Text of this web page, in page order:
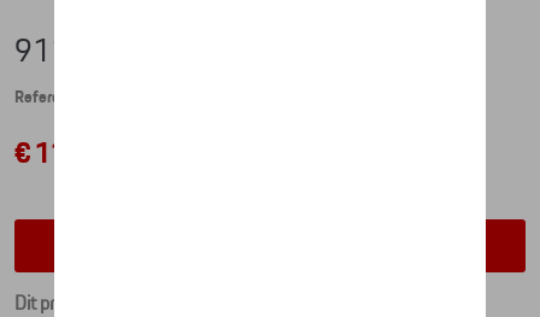
911 CLASSIC SPOTLIGHT
Referentie: WAP0505200PSPL
€ 118,74
Dit product is momenteel niet op stock